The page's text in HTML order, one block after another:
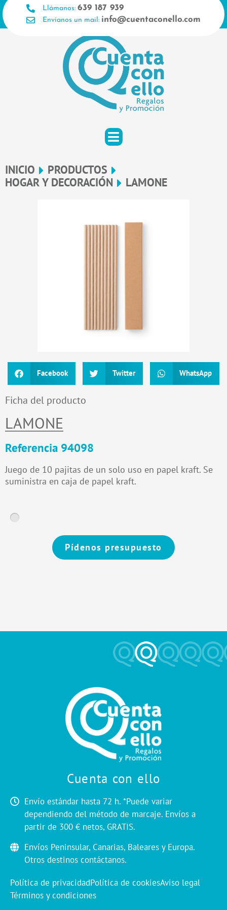
Ir
al
contenido
Llámanos: 639 187 939
Envíanos un mail: info@cuentaconello.com
INICIO
PRODUCTOS
HOGAR Y DECORACIÓN
LAMONE
Facebook Twitter WhatsApp
Ficha del producto
LAMONE
Referencia 94098
Juego de 10 pajitas de un solo uso en papel kraft. Se
suministra en caja de papel kraft.
Pídenos presupuesto
Cuenta con ello
Envío estándar hasta 72 h. *Puede variar
dependiendo del método de marcaje. Envíos a
partir de 300 € netos, GRATIS.
Envíos Peninsular, Canarias, Baleares y Europa.
Otros destinos contáctanos.
Política de privacidadPolítica de cookiesAviso legal
Términos y condiciones